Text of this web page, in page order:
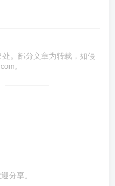
。部分文章为转载，如侵
。
分享。